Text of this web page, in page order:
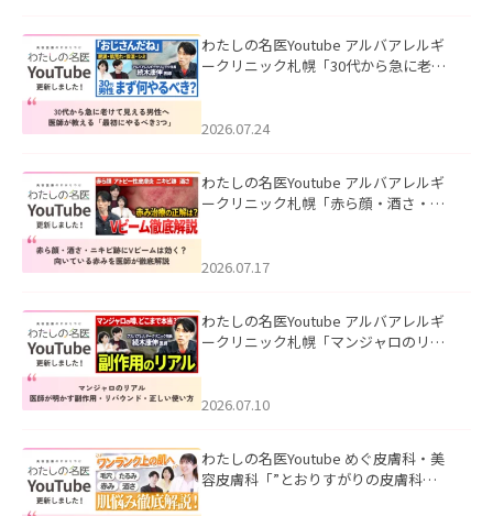
わたしの名医Youtube アルバアレルギ
ークリニック札幌「30代から急に老け
た。
2026.07.24
わたしの名医Youtube アルバアレルギ
ークリニック札幌「赤ら顔・酒さ・ニ
した。
2026.07.17
わたしの名医Youtube アルバアレルギ
ークリニック札幌「マンジャロのリア
た。
2026.07.10
わたしの名医Youtube めぐ皮膚科・美
容皮膚科「”とおりすがりの皮膚科